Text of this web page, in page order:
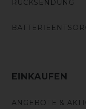
RÜCKSENDUNG
EINKAUFEN
ANGEBOTE &